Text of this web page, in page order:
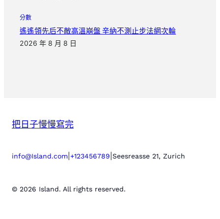
分數
遙遙領先后不敵高溫崩盤 辛納不測止步法網次輪
2026 年 8 月 8 日
把日子慢慢寫完
info@Island.com +123456789 Seesreasse 21, Zurich
© 2026 Island. All rights reserved.